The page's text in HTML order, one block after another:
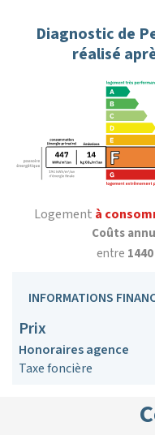
Diagnostic de
réalisé
Logement à
Coûts
entre
INFORMATIONS
Prix
Honoraires agence
Taxe foncière